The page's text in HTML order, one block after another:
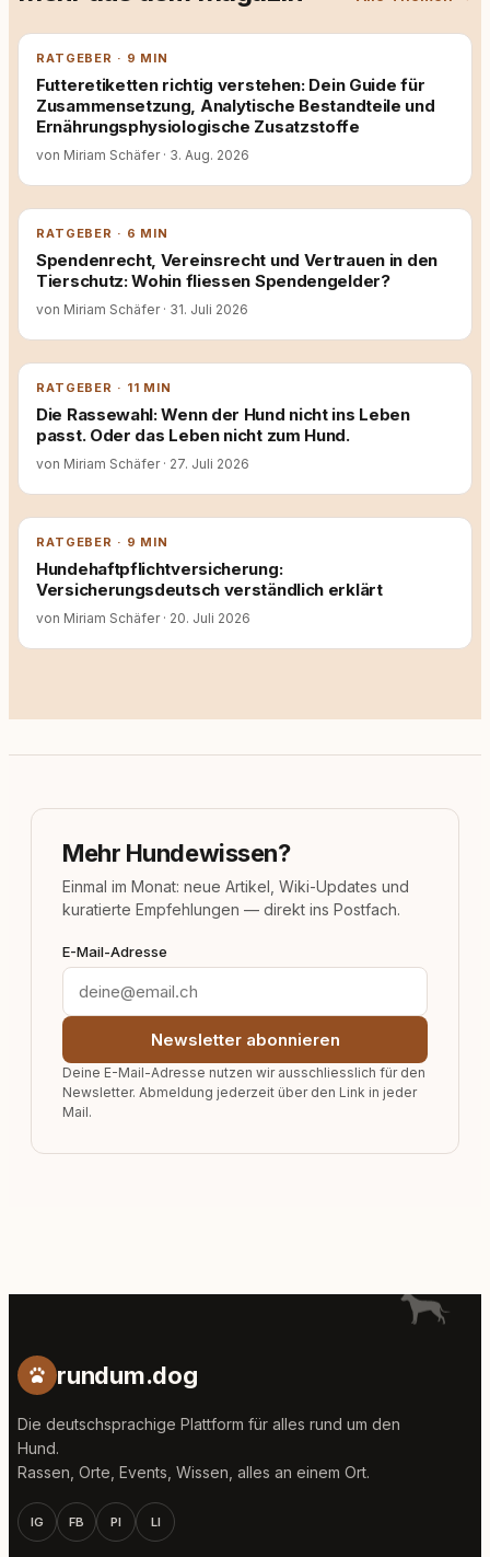
RATGEBER · 9 MIN
Futteretiketten richtig verstehen: Dein Guide für
Zusammensetzung, Analytische Bestandteile und
Ernährungsphysiologische Zusatzstoffe
von Miriam Schäfer · 3. Aug. 2026
RATGEBER · 6 MIN
Spendenrecht, Vereinsrecht und Vertrauen in den
Tierschutz: Wohin fliessen Spendengelder?
von Miriam Schäfer · 31. Juli 2026
RATGEBER · 11 MIN
Die Rassewahl: Wenn der Hund nicht ins Leben
passt. Oder das Leben nicht zum Hund.
von Miriam Schäfer · 27. Juli 2026
RATGEBER · 9 MIN
Hundehaftpflichtversicherung:
Versicherungsdeutsch verständlich erklärt
von Miriam Schäfer · 20. Juli 2026
Mehr Hundewissen?
Einmal im Monat: neue Artikel, Wiki-Updates und
kuratierte Empfehlungen — direkt ins Postfach.
E-Mail-Adresse
Newsletter abonnieren
Deine E-Mail-Adresse nutzen wir ausschliesslich für den
Newsletter. Abmeldung jederzeit über den Link in jeder
Mail.
rundum.dog
Die deutschsprachige Plattform für alles rund um den
Hund.
Rassen, Orte, Events, Wissen, alles an einem Ort.
IG FB PI LI